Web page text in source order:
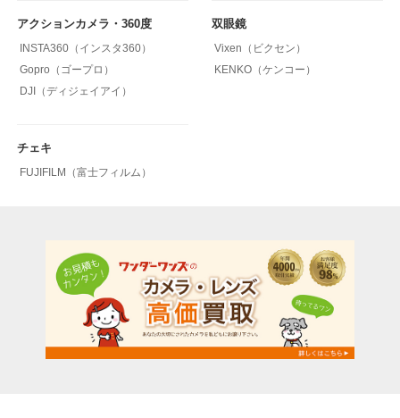
アクションカメラ・360度
INSTA360（インスタ360）
Gopro（ゴープロ）
DJI（ディジェイアイ）
双眼鏡
Vixen（ビクセン）
KENKO（ケンコー）
チェキ
FUJIFILM（富士フィルム）